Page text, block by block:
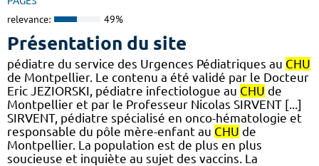
relevance: 49%
Présentation du site
pédiatre du service des Urgences Pédiatriques au CHU
de Montpellier. Le contenu a été validé par le Docteur
Eric JEZIORSKI, pédiatre infectiologue au CHU de
Montpellier et par le Professeur Nicolas SIRVENT [...]
SIRVENT, pédiatre spécialisé en onco-hématologie et
responsable du pôle mère-enfant au CHU de
Montpellier. La population est de plus en plus
soucieuse et inquiète au sujet des vaccins. La